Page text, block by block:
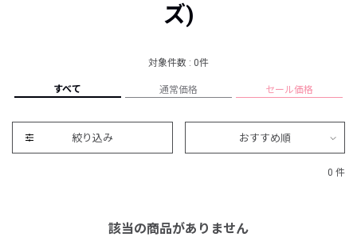
ズ)
対象件数 : 0件
すべて 通常価格 セール価格
絞り込み おすすめ順
0 件
該当の商品がありません